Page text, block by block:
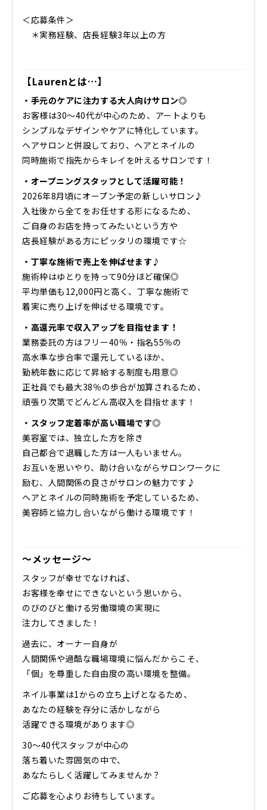
＜応募条件＞
＊実務経験、店長経験3年以上の方
【Laurenとは…】
・手元のケアに注力する大人向けサロン◎
お客様は30〜40代が中心のため、アートよりも
シンプルなデザインやケアに特化しています。
ヘアサロンと併設しており、ヘアとネイルの
同時施術で指先からキレイを叶えるサロンです！
・オープニングスタッフとして活躍可能！
2026年8月頃にオープン予定の新しいサロン♪
入社後から全てをお任せする形になるため、
ご自身のお店を持ってみたいという方や
店長経験がある方にピッタリの環境です☆
・丁寧な施術で売上を伸ばせます♪
施術枠はゆとりを持って90分ほど確保◎
平均単価も12,000円と高く、丁寧な施術で
着実に売り上げを伸ばせる環境です。
・高還元率で収入アップを目指せます！
業務委託の方はフリー40％・指名55％の
高水準な歩合率で還元しているほか、
勤続年数に応じて昇給する制度も用意◎
正社員でも最大38％の歩合が加算されるため、
頑張り次第でどんどん高収入を目指せます！
・スタッフ定着率が高い職場です◎
美容室では、独立した方を除き
自己都合で退職した方は一人もいません。
お互いを思いやり、助け合いながらサロンワークに
励む、人間関係の良さがサロンの魅力です♪
ヘアとネイルの同時施術を予定しているため、
美容師と協力し合いながら働ける環境です！
～メッセージ～
スタッフが幸せでなければ、
お客様を幸せにできないという思いから、
のびのびと働ける労働環境の実現に
注力してきました！
過去に、オーナー自身が
人間関係や過酷な職場環境に悩んだからこそ、
「個」を尊重した自由度の高い環境を整備。
ネイル事業は1からの立ち上げとなるため、
あなたの経験を存分に活かしながら
活躍できる環境があります◎
30〜40代スタッフが中心の
落ち着いた雰囲気の中で、
あなたらしく活躍してみませんか？
ご応募を心よりお待ちしています。